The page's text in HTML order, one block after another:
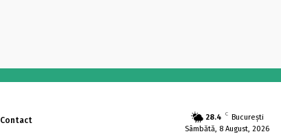
Contact 28.4 C
București
Sâmbătă, 8 August, 2026
-